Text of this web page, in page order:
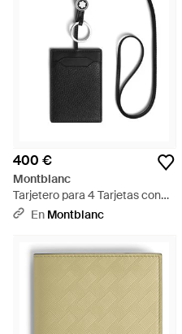
400 €
Montblanc
Tarjetero para 4 Tarjetas con
Bandolera de Piel Grain - Negro
En Montblanc